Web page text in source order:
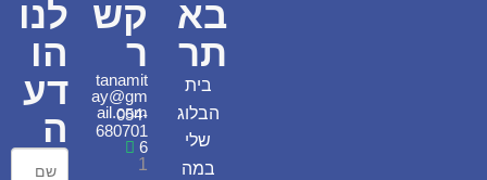
בא
תר
בית
הבלוג
שלי
במה
קש
ר
tanamit
ay@gm
ail.com
054-
680701
6
1
לנו
הו
דע
ה